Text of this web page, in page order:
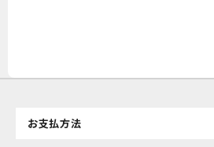
お支払方法